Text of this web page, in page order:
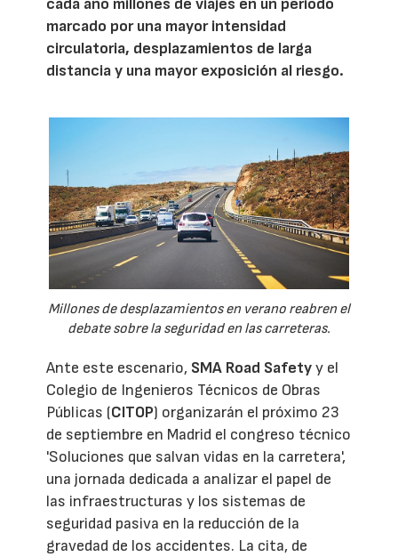
marcado por una mayor intensidad
circulatoria, desplazamientos de larga
distancia y una mayor exposición al riesgo.
Millones de desplazamientos en verano reabren el
debate sobre la seguridad en las carreteras.
Ante este escenario, SMA Road Safetyy el
Colegio de Ingenieros Técnicos de Obras
Públicas (CITOP) organizarán el próximo 23
de septiembre en Madrid el congreso técnico
'Soluciones que salvan vidas en la carretera',
una jornada dedicada a analizar el papel de
las infraestructuras y los sistemas de
seguridad pasiva en la reducción de la
gravedad de los accidentes. La cita, de